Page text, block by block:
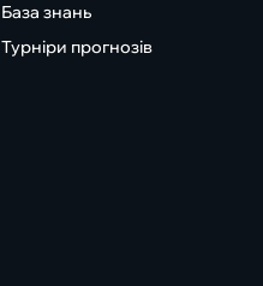
База знань
Турніри прогнозів